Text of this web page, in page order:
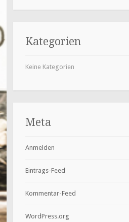
Kategorien
Keine Kategorien
Meta
Anmelden
Eintrags-Feed
Kommentar-Feed
WordPress.org